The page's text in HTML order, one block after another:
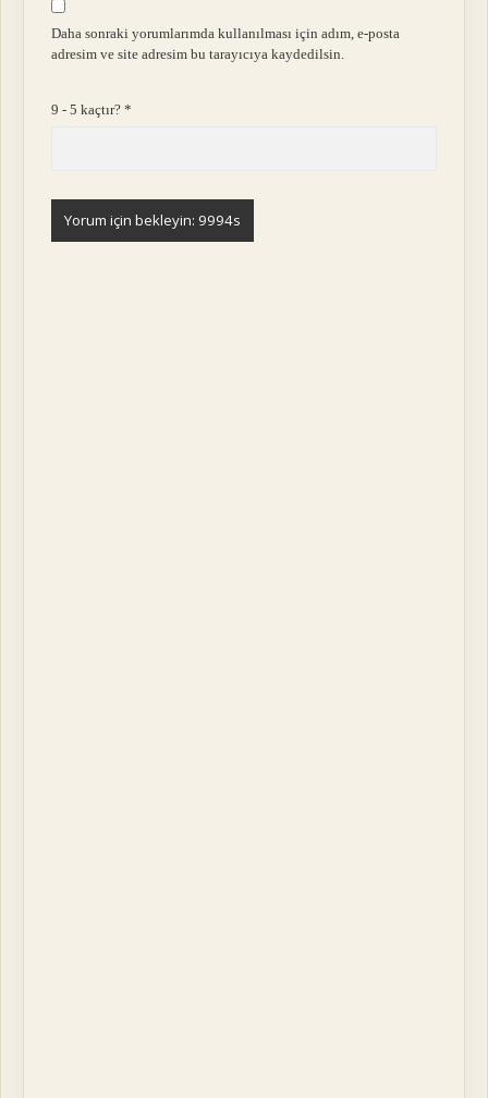
Daha sonraki yorumlarımda kullanılması için adım, e-posta
adresim ve site adresim bu tarayıcıya kaydedilsin.
9 - 5 kaçtır?*